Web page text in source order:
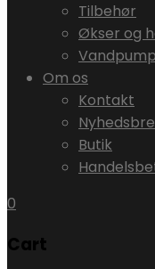
Tilbehør
Økser og
Om os
Kontakt
Butik
0
Cart